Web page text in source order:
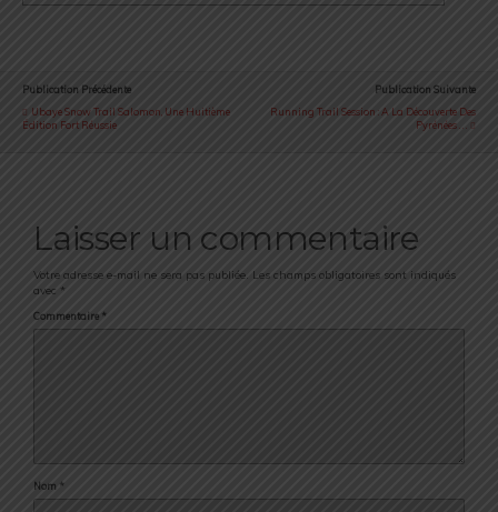
Publication Précédente
Ubaye Snow Trail Salomon, Une Huitième
Édition Fort Réussie
Publication Suivante
Running Trail Session : A La Découverte Des
Pyrénées . . .
Laisser un commentaire
Votre adresse e-mail ne sera pas publiée. Les champs obligatoires sont indiqués
avec *
Commentaire *
Nom *